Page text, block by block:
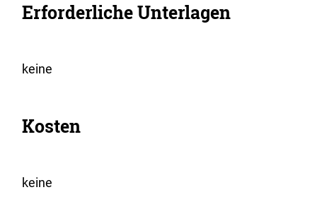
Erforderliche Unterlagen
keine
Kosten
keine